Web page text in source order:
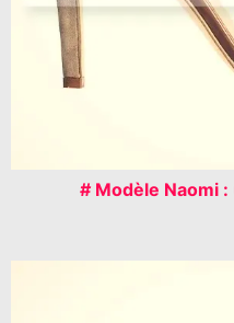
# Modèle Naomi :